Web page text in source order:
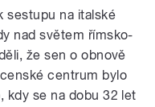
sestupu na italské
nad světem římsko-
že sen o obnově
centrum bylo
kdy se na dobu 32 let